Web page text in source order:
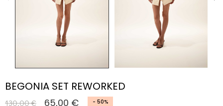
BEGONIA SET REWORKED
130,00 € 65,00 € - 50%